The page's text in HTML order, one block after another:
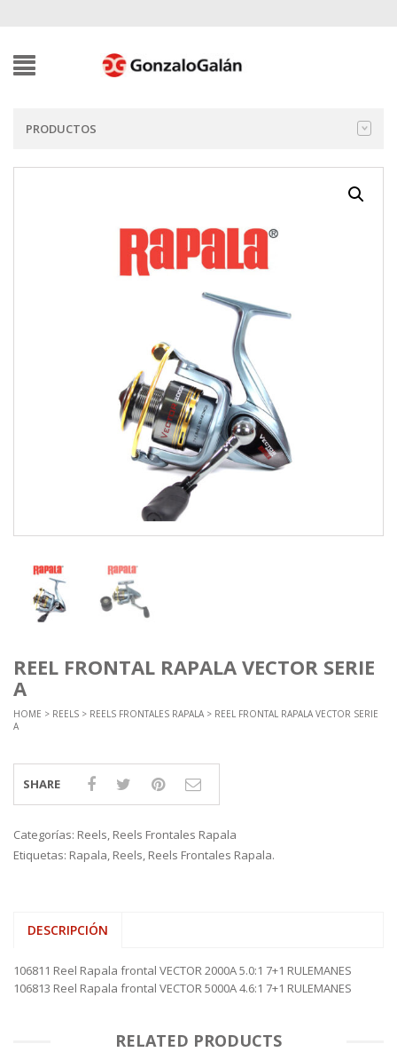
PRODUCTOS
REEL FRONTAL RAPALA VECTOR SERIE
A
HOME > REELS > REELS FRONTALES RAPALA > REEL FRONTAL RAPALA VECTOR SERIE
A
SHARE
Categorías: Reels, Reels Frontales Rapala
Etiquetas: Rapala, Reels, Reels Frontales Rapala.
DESCRIPCIÓN
106811 Reel Rapala frontal VECTOR 2000A 5.0:1 7+1 RULEMANES
106813 Reel Rapala frontal VECTOR 5000A 4.6:1 7+1 RULEMANES
RELATED PRODUCTS